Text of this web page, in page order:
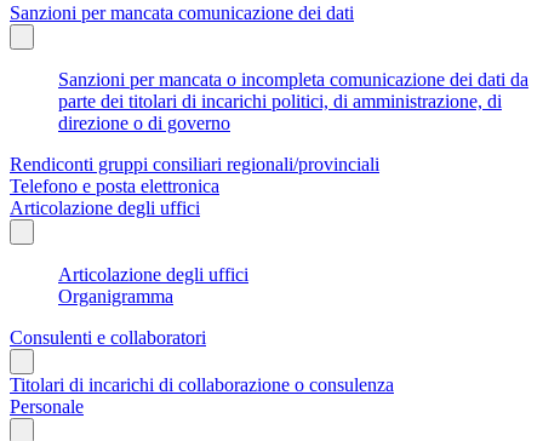
Sanzioni per mancata comunicazione dei dati
Sanzioni per mancata o incompleta comunicazione dei dati da
parte dei titolari di incarichi politici, di amministrazione, di
direzione o di governo
Rendiconti gruppi consiliari regionali/provinciali
Telefono e posta elettronica
Articolazione degli uffici
Articolazione degli uffici
Organigramma
Consulenti e collaboratori
Titolari di incarichi di collaborazione o consulenza
Personale